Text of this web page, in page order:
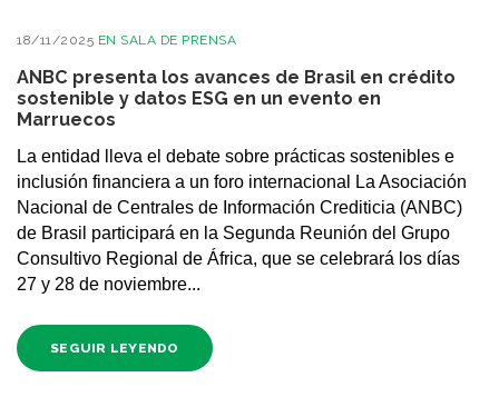
18/11/2025 EN SALA DE PRENSA
ANBC presenta los avances de Brasil en crédito
sostenible y datos ESG en un evento en
Marruecos
La entidad lleva el debate sobre prácticas sostenibles e
inclusión financiera a un foro internacional La Asociación
Nacional de Centrales de Información Crediticia (ANBC)
de Brasil participará en la Segunda Reunión del Grupo
Consultivo Regional de África, que se celebrará los días
27 y 28 de noviembre...
SEGUIR LEYENDO